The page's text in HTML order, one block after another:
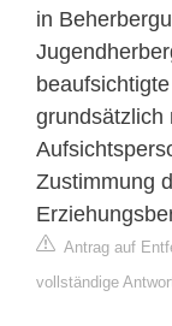
in
grundsätzlich
Zustimmung
Antrag auf
vollständige